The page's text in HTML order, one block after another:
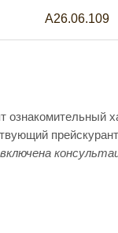
A26.06.109